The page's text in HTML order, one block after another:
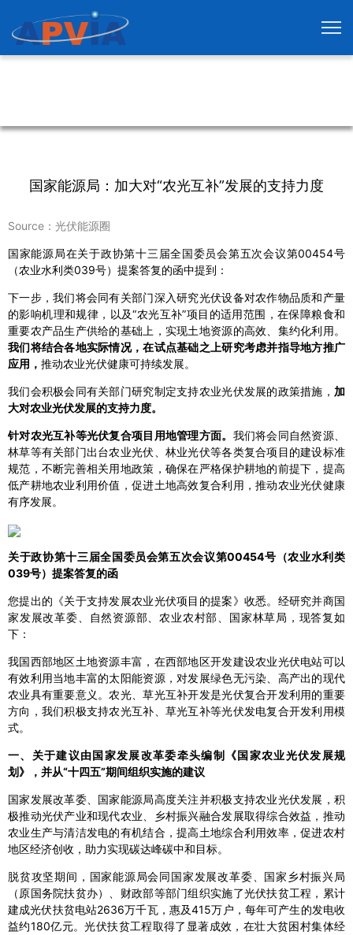
国家能源局：加大对“农光互补”发展的支持力度
Source：光伏能源圈
国家能源局在关于政协第十三届全国委员会第五次会议第00454号
（农业水利类039号）提案答复的函中提到：
下一步，我们将会同有关部门深入研究光伏设备对农作物品质和产量
的影响机理和规律，以及“农光互补”项目的适用范围，在保障粮食和
重要农产品生产供给的基础上，实现土地资源的高效、集约化利用。
我们将结合各地实际情况，在试点基础之上研究考虑并指导地方推广
应用， 推动农业光伏健康可持续发展。
我们会积极会同有关部门研究制定支持农业光伏发展的政策措施， 加
大对农业光伏发展的支持力度。
针对农光互补等光伏复合项目用地管理方面。 我们将会同自然资源、
林草等有关部门出台农业光伏、林业光伏等各类复合项目的建设标准
规范，不断完善相关用地政策，确保在严格保护耕地的前提下，提高
低产耕地农业利用价值，促进土地高效复合利用，推动农业光伏健康
有序发展。
关于政协第十三届全国委员会第五次会议第00454号（农业水利类
039号）提案答复的函
您提出的《关于支持发展农业光伏项目的提案》收悉。经研究并商国
家发展改革委、自然资源部、农业农村部、国家林草局，现答复如
下：
我国西部地区土地资源丰富，在西部地区开发建设农业光伏电站可以
有效利用当地丰富的太阳能资源，对发展绿色无污染、高产出的现代
农业具有重要意义。农光、草光互补开发是光伏复合开发利用的重要
方向，我们积极支持农光互补、草光互补等光伏发电复合开发利用模
式。
一、关于建议由国家发展改革委牵头编制《国家农业光伏发展规
划》，并从“十四五”期间组织实施的建议
国家发展改革委、国家能源局高度关注并积极支持农业光伏发展，积
极推动光伏产业和现代农业、乡村振兴融合发展取得综合效益，推动
农业生产与清洁发电的有机结合，提高土地综合利用效率，促进农村
地区经济创收，助力实现碳达峰碳中和目标。
脱贫攻坚期间，国家能源局会同国家发展改革委、国家乡村振兴局
（原国务院扶贫办）、财政部等部门组织实施了光伏扶贫工程，累计
建成光伏扶贫电站2636万千瓦，惠及415万户，每年可产生的发电收
益约180亿元。光伏扶贫工程取得了显著成效，在壮大贫困村集体经